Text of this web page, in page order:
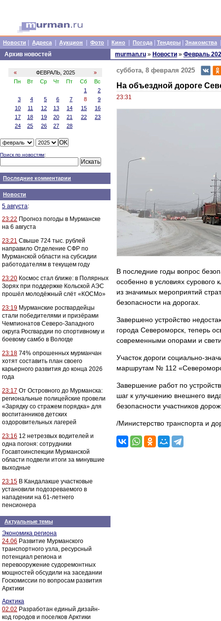
Новости Адреса Аукцион Фото Кино Погода Тендеры Знакомства
Архив новостей
« ФЕВРАЛЬ, 2025
»
Пн
Вт Ср Чт Пт Сб
Вс
1
2
3
4 5 6 7 8
9
10
11 12 13 14 15
16
17
18 19 20 21 22
23
24
25 26 27 28
Поиск по новостям:
Последние комментарии
Новости
5 августа:
23:22 Прогноз погоды в Мурманске
на 6 августа
23:21 Свыше 724 тыс. рублей
направило Отделение СФР по
Мурманской области на субсидии
работодателям в текущем году
23:20 Космос стал ближе: в Полярных
Зорях при поддержке Кольской АЭС
прошёл молодёжный слёт «КОСМо»
23:19 Мурманские росгвардейцы
стали победителями и призёрами
Чемпионатов Северо-Западного
округа Росгвардии по спортивному и
боевому самбо в Вологде
23:18 74% опрошенных мурманчан
хотят составить план своего
карьерного развития до конца 2026
года
23:17 От Островного до Мурманска:
региональные полицейские провели
«Зарядку со стражем порядка» для
воспитанников детских
оздоровительных лагерей
23:16 12 нетрезвых водителей и
одна погоня: сотрудники
Госавтоинспекции Мурманской
области подвели итоги за минувшие
выходные
23:15 В Кандалакше участковые
установили подозреваемого в
нападении на 61-летнего
пенсионера
Актуальные темы
Экономика региона
24.06 Развитие Мурманского
транспортного узла, ресурсный
потенциал региона и
перевооружение судоремонтных
мощностей обсудили на заседании
Госкомиссии по вопросам развития
Арктики
Арктика
02.02 Разработан единый дизайн-
код городов и поселков Арктики
murman.ru » Новости » Февраль
суббота, 8 февраля 2025
На объездной дороге
23:31
В последние годы вопрос
особенно в условиях сурового
из значимых мероприятий
безопасности на дорогах.
Завершено устройство
города Североморск, теперь
современными опорами и
Участок дороги социально-
маршрутам № 112
Завершение работ по
шаг к улучшению внешнего
безопасности участников
/Министерство транспорта и